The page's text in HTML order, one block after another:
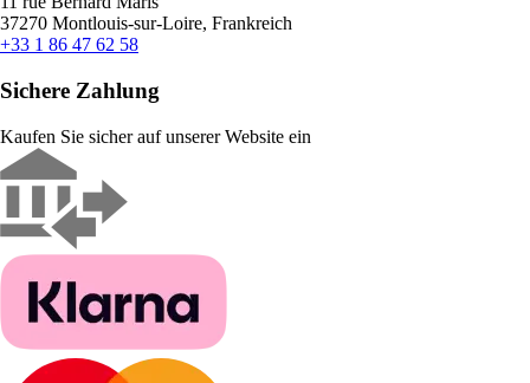
37270 Montlouis-sur-Loire, Frankreich
+33 1 86 47 62 58
Sichere Zahlung
Kaufen Sie sicher auf unserer Website ein